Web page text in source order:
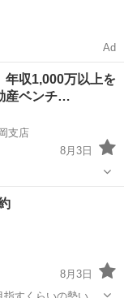
Ad
年収1,000万以上を
産ベンチ…
支店
8月3日
8月3日